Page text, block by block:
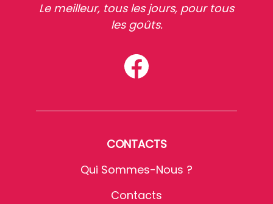
Le meilleur, tous les jours, pour tous
les goûts.
CONTACTS
Qui Sommes-Nous ?
Contacts